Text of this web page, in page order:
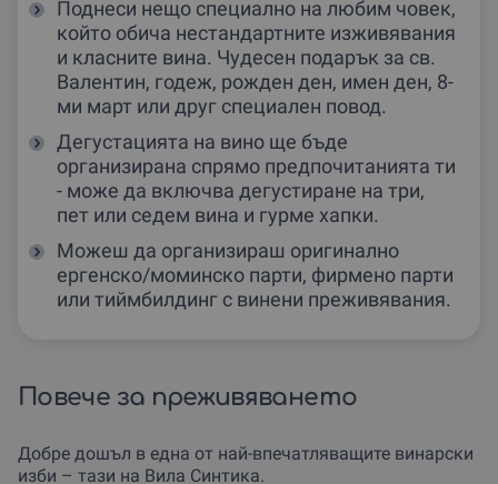
Поднеси нещо специално на любим човек,
който обича нестандартните изживявания
и класните вина. Чудесен подарък за св.
Валентин, годеж, рожден ден, имен ден, 8-
ми март или друг специален повод.
Дегустацията на вино ще бъде
организирана спрямо предпочитанията ти
- може да включва дегустиране на три,
пет или седем вина и гурме хапки.
Можеш да организираш оригинално
ергенско/моминско парти, фирмено парти
или тиймбилдинг с винени преживявания.
Повече за преживяването
Добре дошъл в еднa от най-впечатляващите винарски
изби – тази на Вила Синтика.